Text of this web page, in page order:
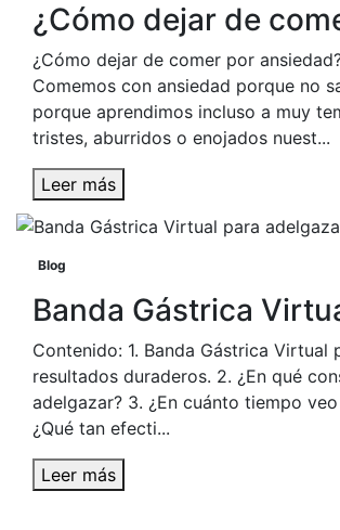
¿Cómo dejar de
¿Cómo dejar de comer por
Comemos con ansiedad porque no
porque aprendimos incluso a muy
tristes, aburridos o enojados nuest...
Leer más
Blog
Banda Gástrica
Contenido: 1. Banda Gástrica
resultados duraderos. 2. ¿En qué
adelgazar? 3. ¿En cuánto tiempo
¿Qué tan efecti...
Leer más